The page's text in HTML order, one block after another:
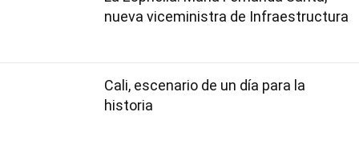
nueva viceministra de Infraestructura
Cali, escenario de un día para la
historia